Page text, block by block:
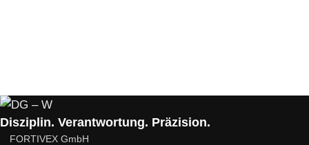
Disziplin. Verantwortung. Präzision.
FORTIVEX GmbH